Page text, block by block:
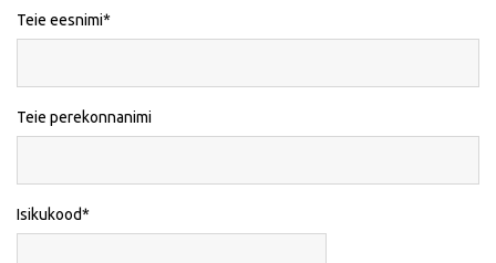
Teie eesnimi
Teie perekonnanimi
Isikukood